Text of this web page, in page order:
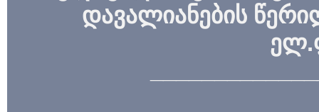
დავალიანების